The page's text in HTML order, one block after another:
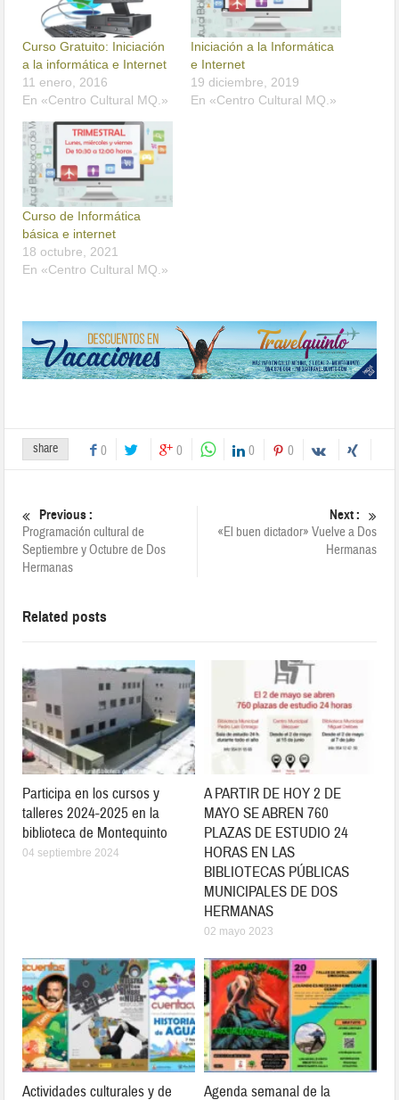
Curso Gratuito: Iniciación
a la informática e Internet
11 enero, 2016
En «Centro Cultural MQ.»
Iniciación a la Informática
e Internet
19 diciembre, 2019
En «Centro Cultural MQ.»
Curso de Informática
básica e internet
18 octubre, 2021
En «Centro Cultural MQ.»
share 0 0 0 0
Previous :
Programación cultural de
Septiembre y Octubre de Dos
Hermanas
Next :
«El buen dictador» Vuelve a Dos
Hermanas
Related posts
Participa en los cursos y
talleres 2024-2025 en la
biblioteca de Montequinto
04 septiembre 2024
A PARTIR DE HOY 2 DE
MAYO SE ABREN 760
PLAZAS DE ESTUDIO 24
HORAS EN LAS
BIBLIOTECAS PÚBLICAS
MUNICIPALES DE DOS
HERMANAS
02 mayo 2023
Actividades culturales y de Agenda semanal de la